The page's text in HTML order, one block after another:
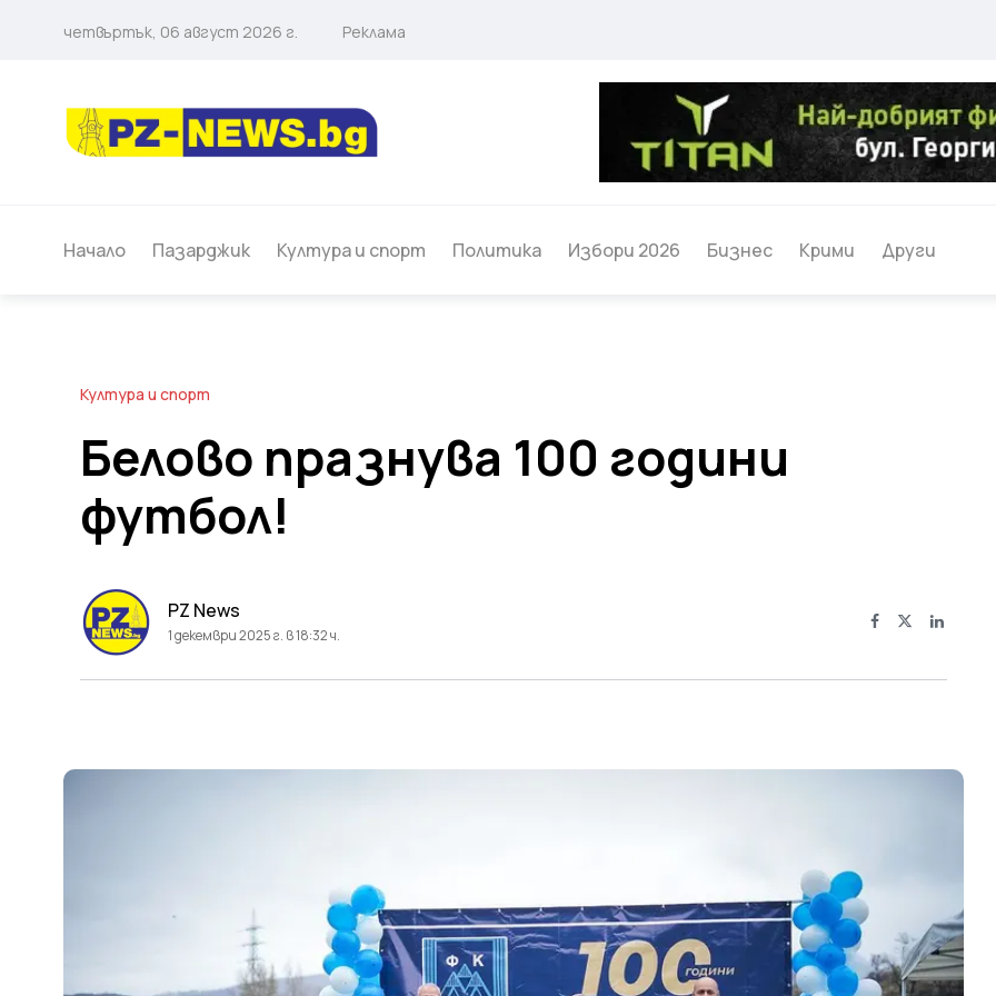
четвъртък, 06 август 2026 г. Реклама
Начало Пазарджик Култура и спорт Политика Избори 2026 Бизнес Крими Други
Култура и спорт
Белово празнува 100 години
футбол!
PZ News
1 декември 2025 г. в 18:32 ч.